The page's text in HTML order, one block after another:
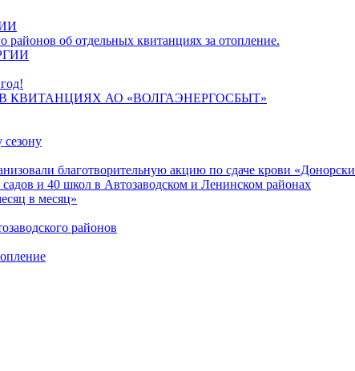
об отдельных квитанциях за отопление.
КВИТАНЦИЯХ АО «ВОЛГАЭНЕРГОСБЫТ»
сезону
благотворительную акцию по сдаче крови «Донорски
и 40 школ в Автозаводском и Ленинском районах
в месяц»
районов